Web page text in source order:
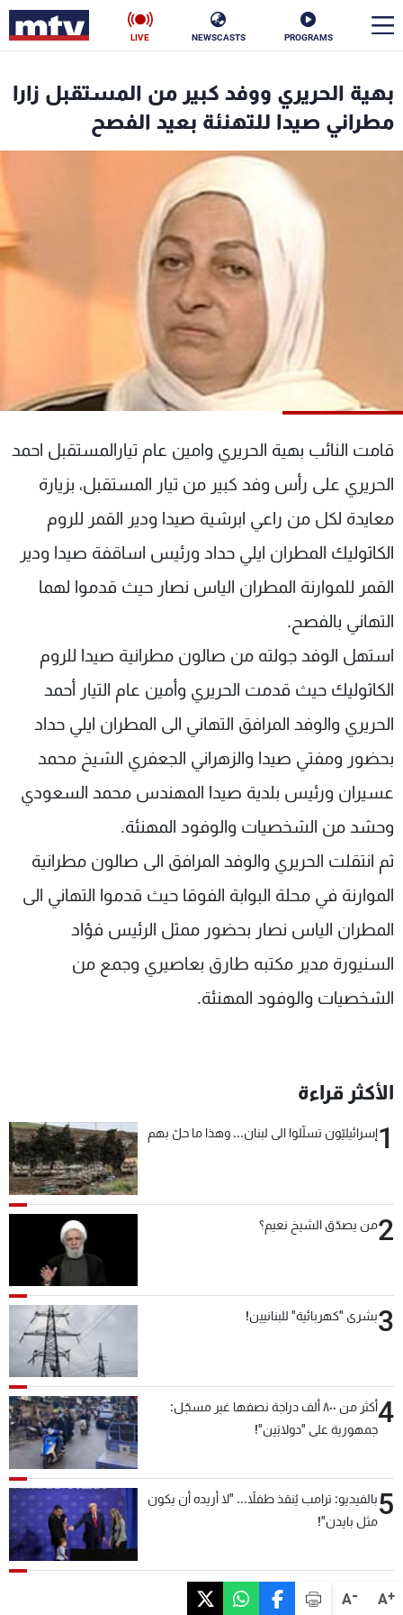
PROGRAMS
NEWSCASTS
LIVE
A+
A-
بهية الحريري ووفد كبير من المستقبل زارا
مطراني صيدا للتهنئة بعيد الفصح
قامت النائب بهية الحريري وامين عام تيارالمستقبل احمد
الحريري على رأس وفد كبير من تيار المستقبل، بزيارة
معايدة لكل من راعي ابرشية صيدا ودير القمر للروم
الكاثوليك المطران ايلي حداد ورئيس اساقفة صيدا ودير
القمر للموارنة المطران الياس نصار حيث قدموا لهما
التهاني بالفصح.
استهل الوفد جولته من صالون مطرانية صيدا للروم
الكاثوليك حيث قدمت الحريري وأمين عام التيار أحمد
الحريري والوفد المرافق التهاني الى المطران ايلي حداد
بحضور ومفتي صيدا والزهراني الجعفري الشيخ محمد
عسيران ورئيس بلدية صيدا المهندس محمد السعودي
وحشد من الشخصيات والوفود المهنئة.
ثم انتقلت الحريري والوفد المرافق الى صالون مطرانية
الموارنة في محلة البوابة الفوقا حيث قدموا التهاني الى
المطران الياس نصار بحضور ممثل الرئيس فؤاد
السنيورة مدير مكتبه طارق بعاصيري وجمع من
الشخصيات والوفود المهنئة.
الأكثر قراءة
1إسرائيليّون تسلّلوا الى لبنان... وهذا ما حلّ بهم
2من يصدّق الشيخ نعيم؟
3بشرى "كهربائية" للبنانيين!
4
أكثر من ٨٠٠ ألف دراجة نصفها غير مسجّل:
جمهورية على "دولابَين"!
5بالفيديو: ترامب يُنقذ طفلاً... "لا أريده أن يكون
مثل بايدن"!
الأخبار
ناس
فن
رياضة
كأس العالم
جدول البرامج
الترددات
الإنـتـاج
لاعلاناتكم
تواصل معنا
شروط الإسـتخدام
سياسة الخصوصية